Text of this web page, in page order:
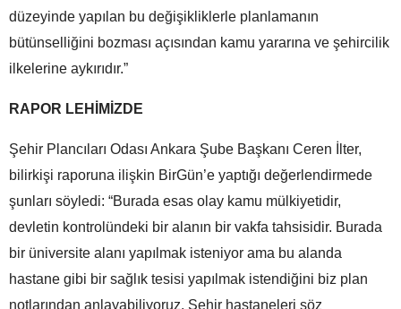
düzeyinde yapılan bu değişikliklerle planlamanın
bütünselliğini bozması açısından kamu yararına ve şehircilik
ilkelerine aykırıdır.”
RAPOR LEHİMİZDE
Şehir Plancıları Odası Ankara Şube Başkanı Ceren İlter,
bilirkişi raporuna ilişkin BirGün’e yaptığı değerlendirmede
şunları söyledi: “Burada esas olay kamu mülkiyetidir,
devletin kontrolündeki bir alanın bir vakfa tahsisidir. Burada
bir üniversite alanı yapılmak isteniyor ama bu alanda
hastane gibi bir sağlık tesisi yapılmak istendiğini biz plan
notlarından anlayabiliyoruz. Şehir hastaneleri söz